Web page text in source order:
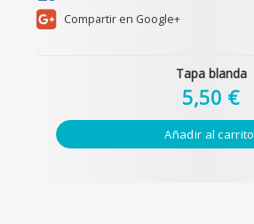
Compartir en Google+
Tapa blanda
5,50 €
Añadir al carrito